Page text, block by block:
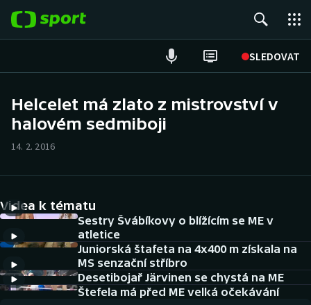
SLEDOVAT
Hokej
Cyklistika
DALŠÍ SPORTY
Americký fotbal
NEPŘEHLÉDNĚTE
Helcelet má zlato z mistrovství v
halovém sedmiboji
14. 2. 2016
Videa k tématu
Sestry Švábíkovy o blížícím se ME v
atletice
Juniorská štafeta na 4x400 m získala na
MS senzační stříbro
Desetibojař Järvinen se chystá na ME
Štefela má před ME velká očekávání